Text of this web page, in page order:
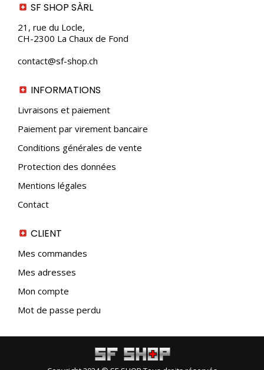
SF SHOP SÀRL
21, rue du Locle,
CH-2300 La Chaux de Fond
contact@sf-shop.ch
INFORMATIONS
Livraisons et paiement
Paiement par virement bancaire
Conditions générales de vente
Protection des données
Mentions légales
Contact
CLIENT
Mes commandes
Mes adresses
Mon compte
Mot de passe perdu